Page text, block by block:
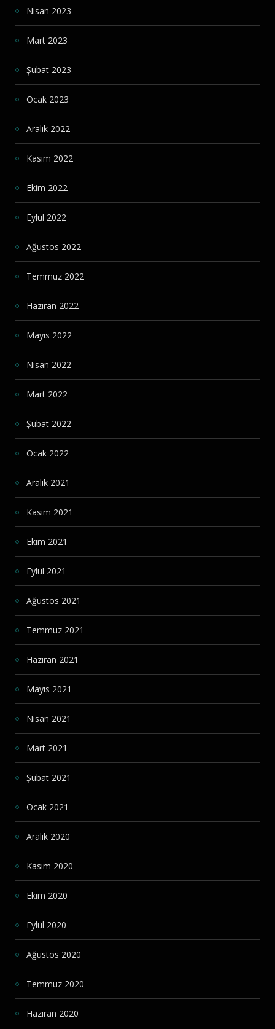
Nisan 2023
Mart 2023
Şubat 2023
Ocak 2023
Aralık 2022
Kasım 2022
Ekim 2022
Eylül 2022
Ağustos 2022
Temmuz 2022
Haziran 2022
Mayıs 2022
Nisan 2022
Mart 2022
Şubat 2022
Ocak 2022
Aralık 2021
Kasım 2021
Ekim 2021
Eylül 2021
Ağustos 2021
Temmuz 2021
Haziran 2021
Mayıs 2021
Nisan 2021
Mart 2021
Şubat 2021
Ocak 2021
Aralık 2020
Kasım 2020
Ekim 2020
Eylül 2020
Ağustos 2020
Temmuz 2020
Haziran 2020